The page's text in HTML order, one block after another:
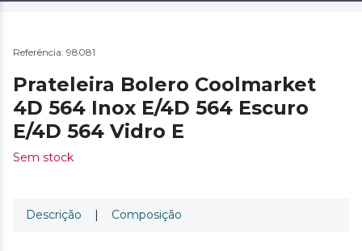
Referência: 98081
Prateleira Bolero Coolmarket
4D 564 Inox E/4D 564 Escuro
E/4D 564 Vidro E
Sem stock
Descrição | Composição